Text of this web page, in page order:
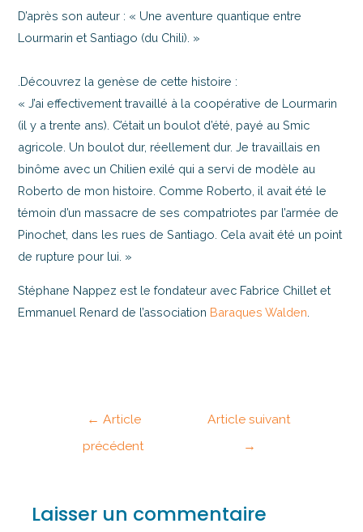
D’après son auteur : « Une aventure quantique entre
Lourmarin et Santiago (du Chili). »
.Découvrez la genèse de cette histoire :
« J’ai effectivement travaillé à la coopérative de Lourmarin
(il y a trente ans). C’était un boulot d’été, payé au Smic
agricole. Un boulot dur, réellement dur. Je travaillais en
binôme avec un Chilien exilé qui a servi de modèle au
Roberto de mon histoire. Comme Roberto, il avait été le
témoin d’un massacre de ses compatriotes par l’armée de
Pinochet, dans les rues de Santiago. Cela avait été un point
de rupture pour lui. »
Stéphane Nappez est le fondateur avec Fabrice Chillet et
Emmanuel Renard de l’association Baraques Walden
← Article
précédent
Article suivant
→
Laisser un commentaire